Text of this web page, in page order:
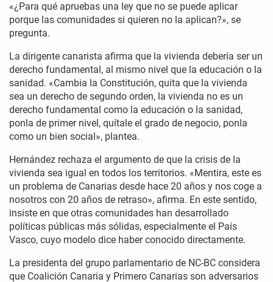
«¿Para qué apruebas una ley que no se puede aplicar
porque las comunidades si quieren no la aplican?», se
pregunta.
La dirigente canarista afirma que la vivienda debería ser un
derecho fundamental, al mismo nivel que la educación o la
sanidad. «Cambia la Constitución, quita que la vivienda
sea un derecho de segundo orden, la vivienda no es un
derecho fundamental como la educación o la sanidad,
ponla de primer nivel, quítale el grado de negocio, ponla
como un bien social», plantea.
Hernández rechaza el argumento de que la crisis de la
vivienda sea igual en todos los territorios. «Mentira, este es
un problema de Canarias desde hace 20 años y nos coge a
nosotros con 20 años de retraso», afirma. En este sentido,
insiste en que otras comunidades han desarrollado
políticas públicas más sólidas, especialmente el País
Vasco, cuyo modelo dice haber conocido directamente.
La presidenta del grupo parlamentario de NC-BC considera
que Coalición Canaria y Primero Canarias son adversarios